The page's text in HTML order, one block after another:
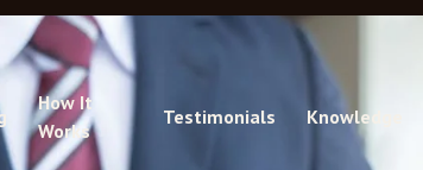
How It
Works
Testimonials Knowledge